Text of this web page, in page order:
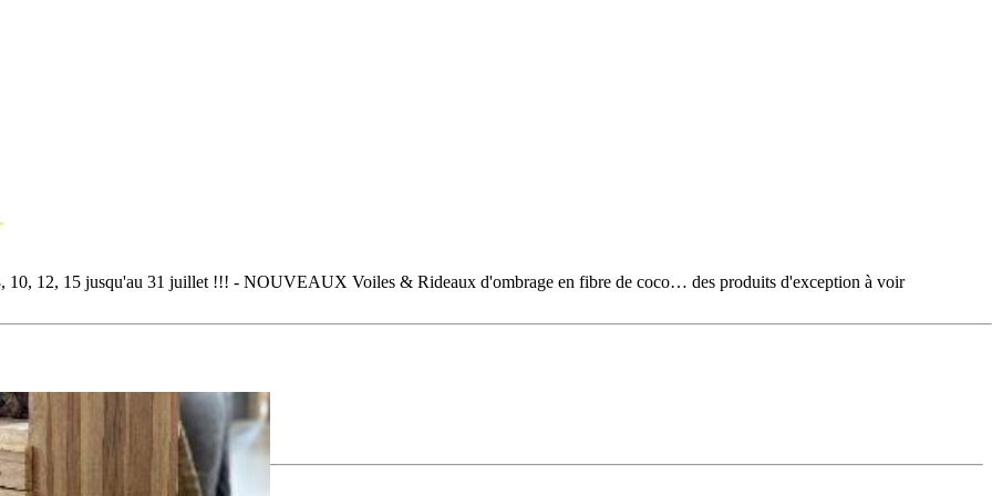
12, 15 jusqu'au 31 juillet !!! - NOUVEAUX Voiles & Rideaux d'ombrage en fibre de coco… des produits d'exception à voir